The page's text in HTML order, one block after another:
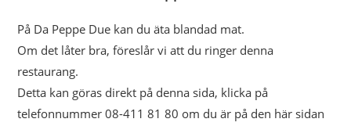
På Da Peppe Due kan du äta blandad mat.
Om det låter bra, föreslår vi att du ringer denna
restaurang.
Detta kan göras direkt på denna sida, klicka på
telefonnummer 08-411 81 80 om du är på den här sidan